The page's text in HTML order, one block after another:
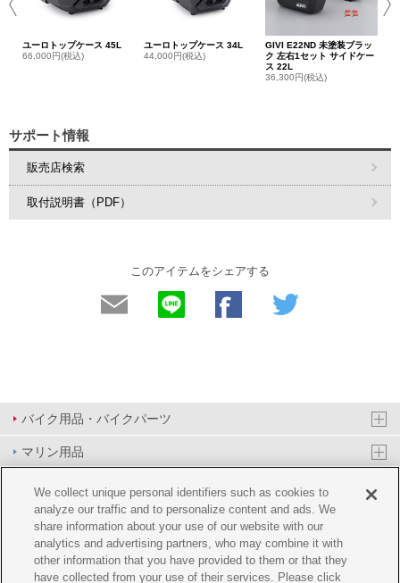
ユーロトップケース 45L
66,000円(税込)
ユーロトップケース 34L
44,000円(税込)
GIVI E22ND 未塗装ブラッ
ク 左右1セット サイドケー
ス 22L
36,300円(税込)
サポート情報
販売店検索
取付説明書（PDF）
このアイテムをシェアする
バイク用品・バイクパーツ
マリン用品
PAS/YPJ用品
その他用品
イベント&エンターテイメント
We collect unique personal identifiers such as cookies to
analyze our traffic and to personalize content and ads. We
share information about your use of our website with our
analytics and advertising partners, who may combine it with
other information that you have provided to them or that they
have collected from your use of their services. Please click